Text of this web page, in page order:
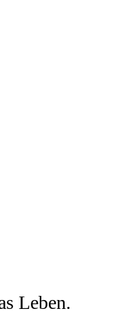
Leben.